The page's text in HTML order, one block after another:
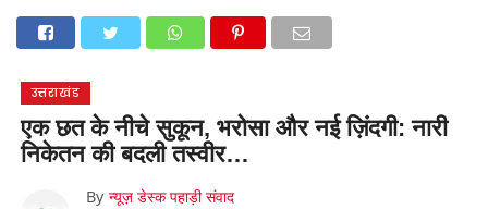
देहरादूननैनीताल
मनोरंजन
उत्तराखंड
एक छत के नीचे सुकून, भरोसा और नई ज़िंदगी: नारी
निकेतन की बदली तस्वीर…
By न्यूज़ डेस्क पहाड़ी संवाद